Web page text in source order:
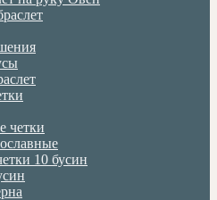
четки
10 бусин